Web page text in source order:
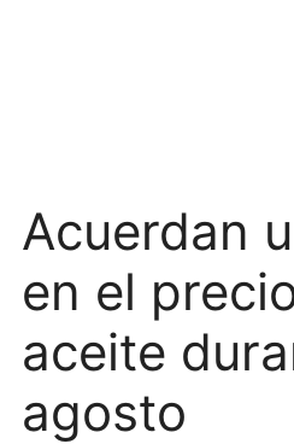
Acuerdan
en el
aceite
agosto